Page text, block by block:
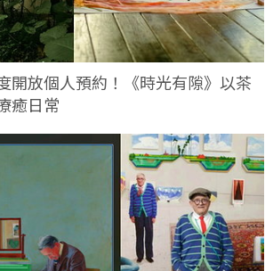
開放個人預約！《時光有隙》以茶
癒日常